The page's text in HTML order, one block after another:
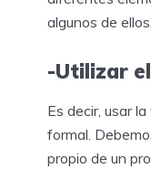
algunos de ellos.
-Utilizar
Es decir, usar
formal.
propio de un